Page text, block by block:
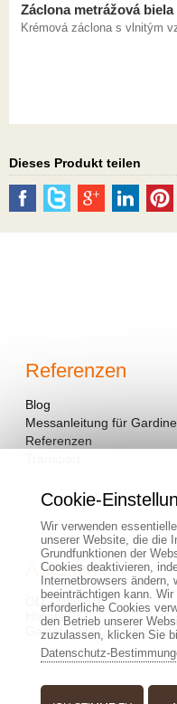
Záclona metrážová biela
Krémová záclona s vlnitým
Dieses Produkt teilen
Referenzen
Blog
Messanleitung für
Referenzen
Adresse
OD - Mladosť
Hlavná 951
Galanta 924 01, Slowakei
Cookie-
Wir verwenden
unserer Website, die die
Grundfunktionen der
Cookies deaktivieren,
Internetbrowsers
beeinträchtigen kann.
erforderliche Cookies
den Betrieb unserer
zuzulassen, klicken Sie
Datenschutz-